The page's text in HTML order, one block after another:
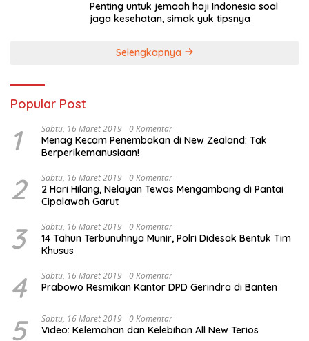
Penting untuk jemaah haji Indonesia soal
jaga kesehatan, simak yuk tipsnya
Selengkapnya
Popular Post
1 Sabtu, 16 Maret 2019 0 Komentar
Menag Kecam Penembakan di New Zealand: Tak
Berperikemanusiaan!
2 Sabtu, 16 Maret 2019 0 Komentar
2 Hari Hilang, Nelayan Tewas Mengambang di Pantai
Cipalawah Garut
3 Sabtu, 16 Maret 2019 0 Komentar
14 Tahun Terbunuhnya Munir, Polri Didesak Bentuk Tim
Khusus
4 Sabtu, 16 Maret 2019 0 Komentar
Prabowo Resmikan Kantor DPD Gerindra di Banten
5 Sabtu, 16 Maret 2019 0 Komentar
Video: Kelemahan dan Kelebihan All New Terios